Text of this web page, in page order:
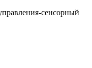
сенсорный